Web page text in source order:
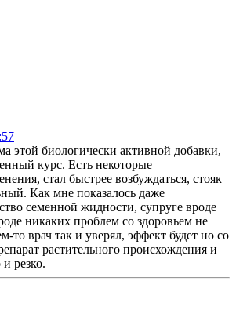
этой биологически активной добавки,
курс. Есть некоторые
стал быстрее возбуждаться, стояк
Как мне показалось даже
семенной жидности, супруге вроде
никаких проблем со здоровьем не
то врач так и уверял, эффект будет но со
растительного происхождения и
резко.